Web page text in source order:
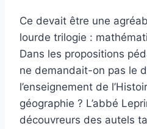
Ce devait être une
lourde trilogie :
Dans les propositions
ne demandait-on pas le
l’enseignement de
géographie ? L’abbé
découvreurs des autels